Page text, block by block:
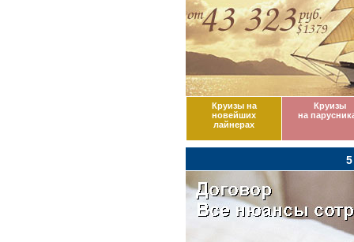
Круизы на
новейших
лайнерах
Круизы
на